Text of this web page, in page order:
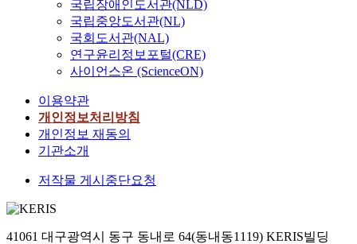
국립장애인도서관(NLD)
국립중앙도서관(NL)
국회도서관(NAL)
연구윤리정보포털(CRE)
사이언스온 (ScienceON)
이용약관
개인정보처리방침
개인정보 재동의
기관소개
저작물 게시중단요청
41061 대구광역시 동구 동내로 64(동내동1119) KERIS빌딩